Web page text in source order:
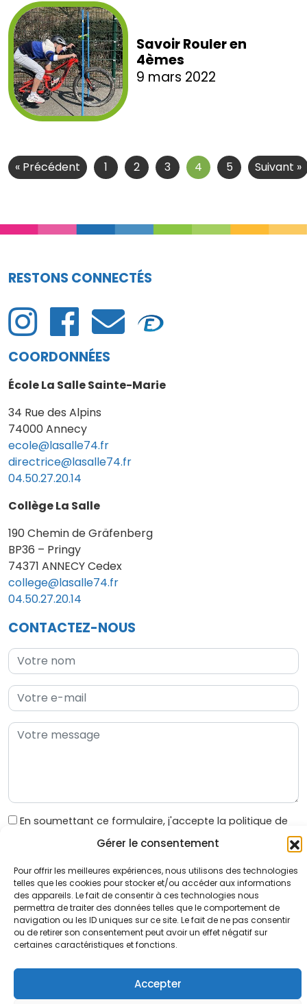
Gérer le consentement
Pour offrir les meilleures expériences, nous utilisons des technologies
telles que les cookies pour stocker et/ou accéder aux informations
des appareils. Le fait de consentir à ces technologies nous
permettra de traiter des données telles que le comportement de
navigation ou les ID uniques sur ce site. Le fait de ne pas consentir
ou de retirer son consentement peut avoir un effet négatif sur
certaines caractéristiques et fonctions.
Accepter
Savoir Rouler en
4èmes
9 mars 2022
« Précédent 1 2 3 4 5 Suivant »
RESTONS CONNECTÉS
COORDONNÉES
École La Salle Sainte-Marie
34 Rue des Alpins
74000 Annecy
ecole@lasalle74.fr
directrice@lasalle74.fr
04.50.27.20.14
Collège La Salle
190 Chemin de Gräfenberg
BP36 – Pringy
74371 ANNECY Cedex
college@lasalle74.fr
04.50.27.20.14
CONTACTEZ-NOUS
En soumettant ce formulaire, j'accepte la politique de
gestion des données personnelles
Accueil
Mentions légales